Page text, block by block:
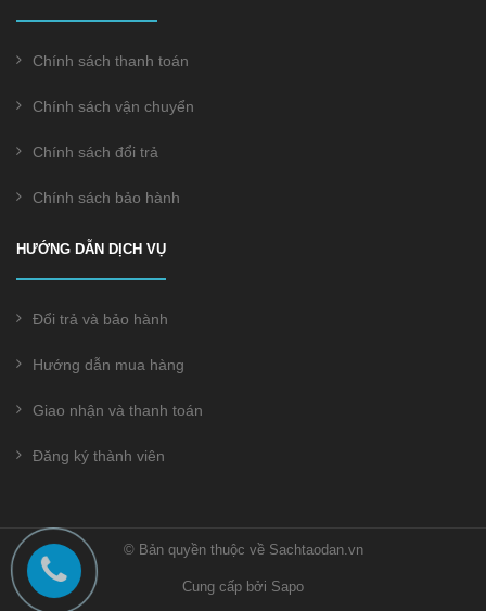
Chính sách thanh toán
Chính sách vận chuyển
Chính sách đổi trả
Chính sách bảo hành
HƯỚNG DẪN DỊCH VỤ
Đổi trả và bảo hành
Hướng dẫn mua hàng
Giao nhận và thanh toán
Đăng ký thành viên
© Bản quyền thuộc về Sachtaodan.vn
Cung cấp bởi Sapo